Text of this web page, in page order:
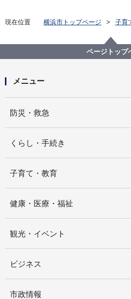
現在位置 横浜市トップページ
子育
中学校
令和８年度からの中学校給食
について
ページトップ
メニュー
防災・救急
くらし・手続き
子育て・教育
健康・医療・福祉
観光・イベント
ビジネス
市政情報